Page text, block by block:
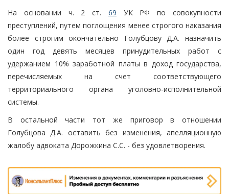
На основании ч. 2 ст. 69 УК РФ по совокупности
преступлений, путем поглощения менее строгого наказания
более строгим окончательно Голубцову Д.А. назначить
один год девять месяцев принудительных работ с
удержанием 10% заработной платы в доход государства,
перечисляемых на счет соответствующего
территориального органа уголовно-исполнительной
системы.
В остальной части тот же приговор в отношении
Голубцова Д.А. оставить без изменения, апелляционную
жалобу адвоката Дорожкина С.С. - без удовлетворения.